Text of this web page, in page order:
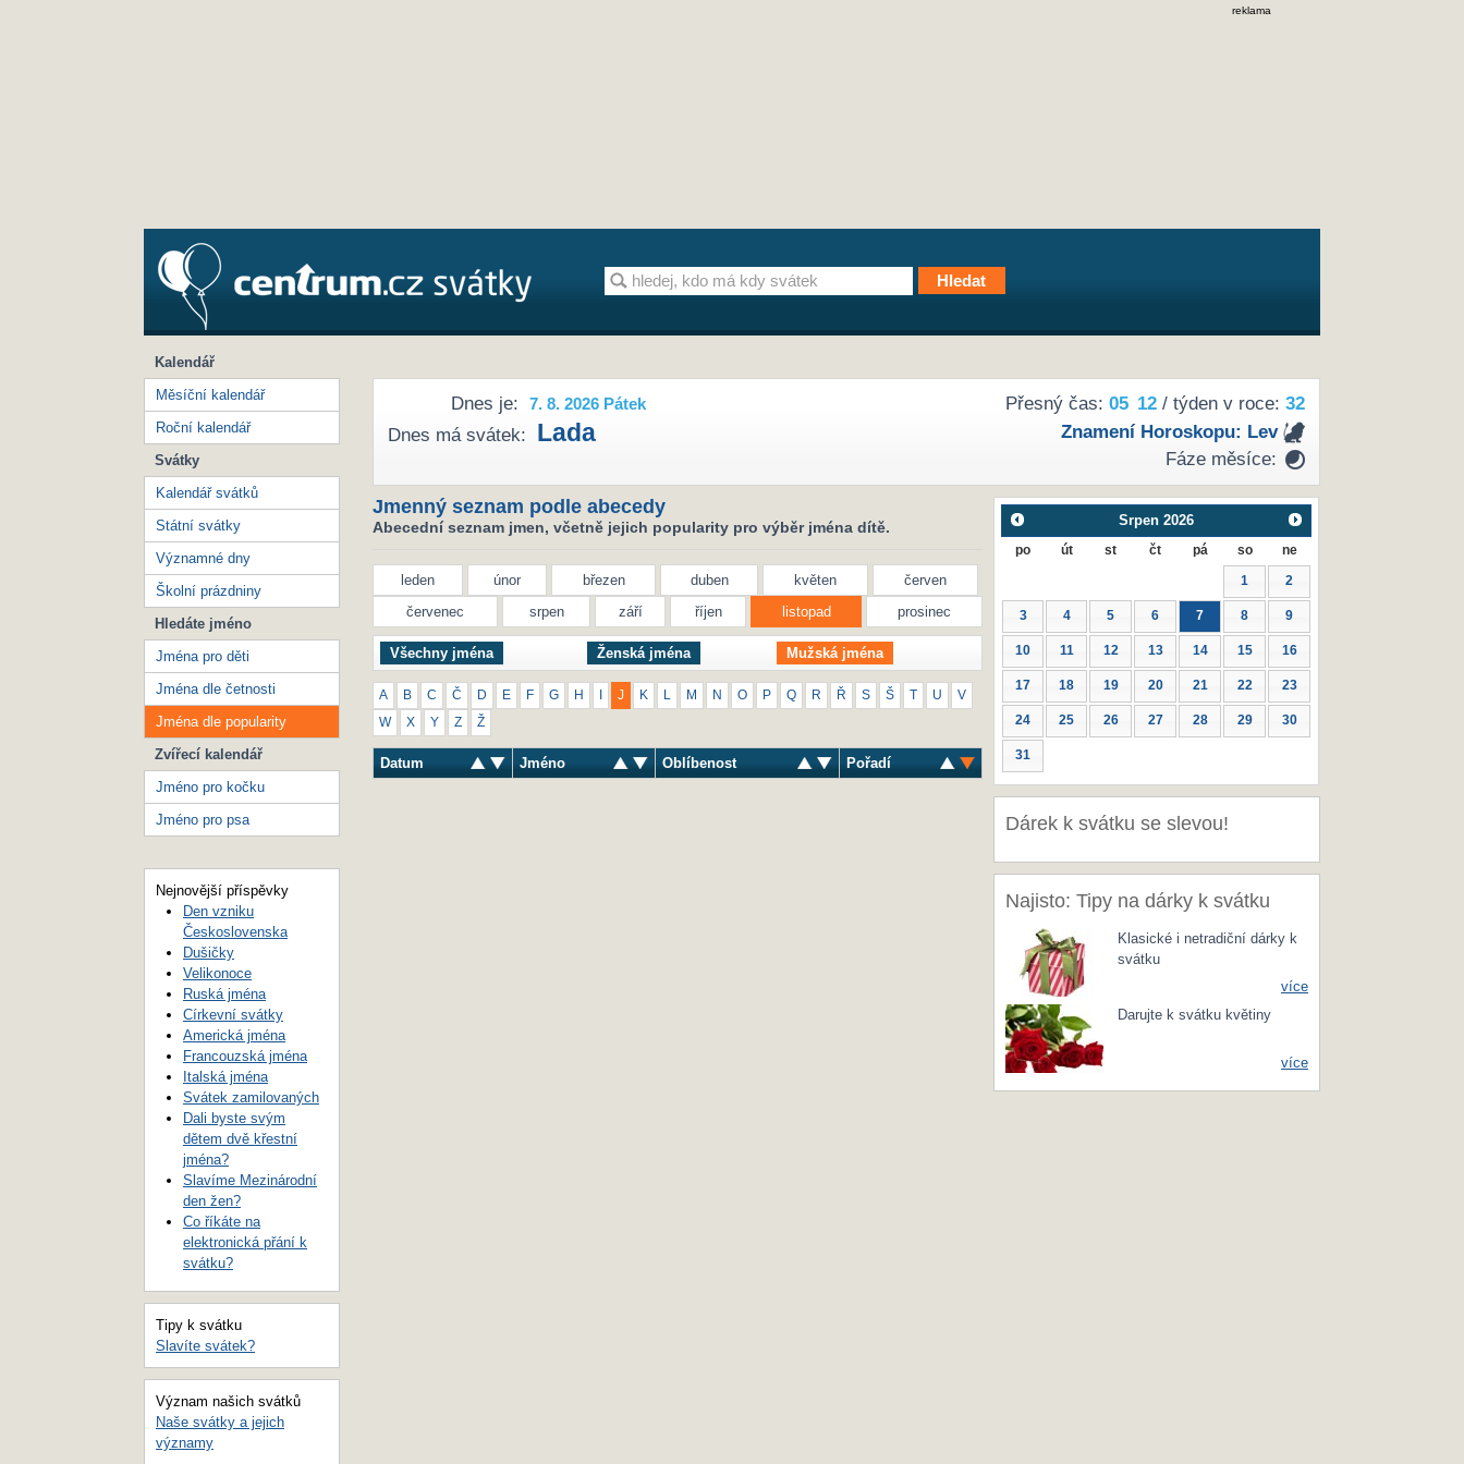
reklama
Přesný čas: 05 12/ týden v roce: 32
Znamení Horoskopu: Lev
Fáze měsíce:
Dnes je: 7. 8. 2026 Pátek
Dnes má svátek: Lada
Jmenný seznam podle abecedy
Abecední seznam jmen, včetně jejich popularity pro výběr jména dítě.
leden únor březen duben květen
červen
červenec
srpen září říjen listopad prosinec
Všechny jména Ženská jména Mužská jména
A B C Č D E F G H J K M N O P Q R Ř S Š U V
W X Y Z Ž
Datum Jméno Oblíbenost Pořadí
Srpen 2026
po út st čt pá so ne
1 2
3 4 5 6 7 8 9
10 11 12 13 14 15 16
17 18 19 20 21 22 23
24 25 26 27 28 29 30
31
Dárek k svátku se slevou!
Najisto: Tipy na dárky k svátku
Klasické i netradiční dárky k
svátku
více
Darujte k svátku květiny
více
Kalendář
Měsíční kalendář
Roční kalendář
Svátky
Kalendář svátků
Státní svátky
Významné dny
Školní prázdniny
Hledáte jméno
Jména pro děti
Jména dle četnosti
Jména dle popularity
Zvířecí kalendář
Jméno pro kočku
Jméno pro psa
Nejnovější příspěvky
Den vzniku
Československa
Dušičky
Velikonoce
Ruská jména
Církevní svátky
Americká jména
Francouzská jména
Italská jména
Svátek zamilovaných
Dali byste svým
dětem dvě křestní
jména?
Slavíme Mezinárodní
den žen?
Co říkáte na
elektronická přání k
svátku?
Tipy k svátku
Slavíte svátek?
Význam našich svátků
Naše svátky a jejich
významy